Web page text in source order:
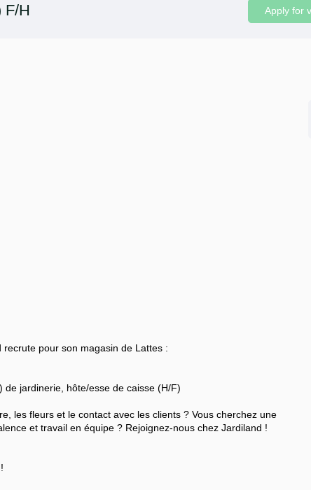
F/H
recrute pour son magasin de Lattes :
de jardinerie, hôte/esse de caisse (H/F)
les fleurs et le contact avec les clients ? Vous cherchez une
et travail en équipe ? Rejoignez-nous chez Jardiland !